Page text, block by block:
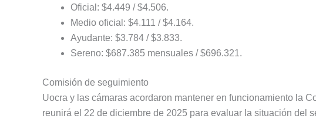
Oficial: $4.449 / $4.506.
Medio oficial: $4.111 / $4.164.
Ayudante: $3.784 / $3.833.
Sereno: $687.385 mensuales / $696.321.
Comisión de seguimiento
Uocra y las cámaras acordaron mantener en funcionamiento la
reunirá el 22 de diciembre de 2025 para evaluar la situación del